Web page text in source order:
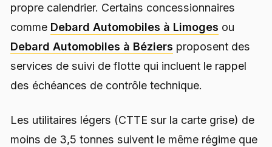
propre calendrier. Certains concessionnaires
comme Debard Automobiles à Limoges ou
Debard Automobiles à Béziers proposent des
services de suivi de flotte qui incluent le rappel
des échéances de contrôle technique.
Les utilitaires légers (CTTE sur la carte grise) de
moins de 3,5 tonnes suivent le même régime que